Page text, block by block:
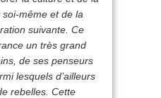
soi-même et de la
suivante. Ce
un très grand
de ses penseurs
lesquels d’ailleurs
rebelles. Cette